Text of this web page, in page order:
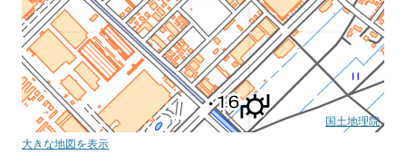
国土地理院
大きな地図を表示